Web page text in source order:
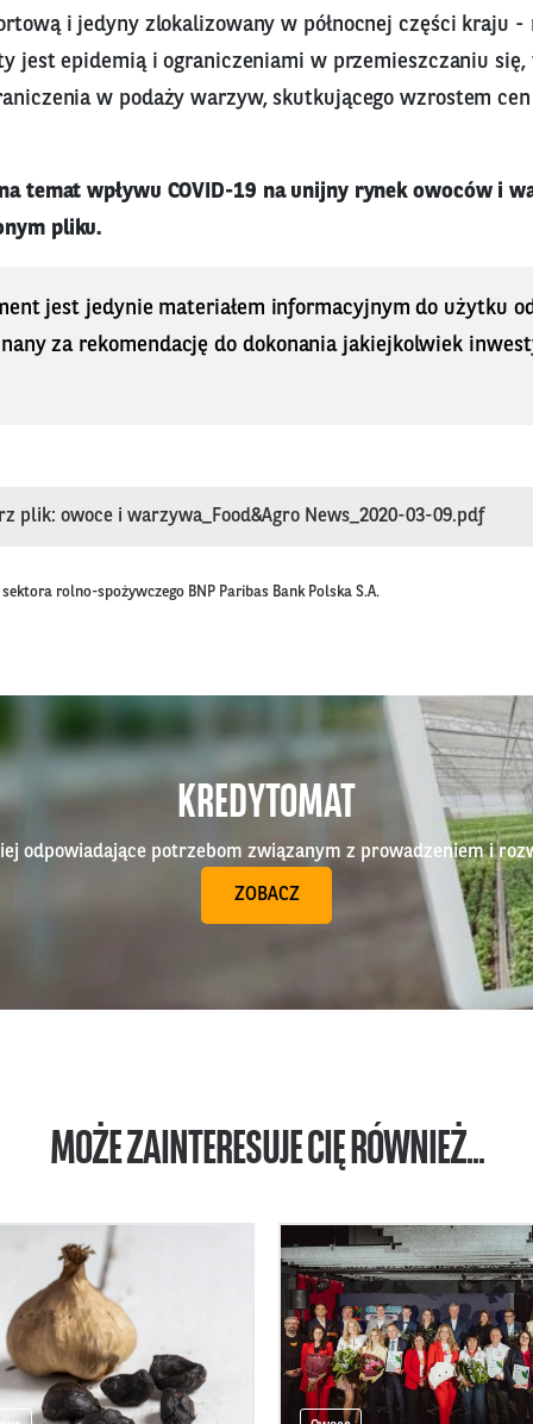
i jedyny zlokalizowany w północnej części kraju
jest epidemią i ograniczeniami w przemieszczaniu się,
w podaży warzyw, skutkującego wzrostem
temat wpływu COVID-19 na unijny rynek owoców i
pliku.
jest jedynie materiałem informacyjnym do użytku
za rekomendację do dokonania jakiejkolwiek
plik: owoce i warzywa_Food&Agro News_2020-03-09.pdf
rolno-spożywczego BNP Paribas Bank Polska S.A.
KREDYTOMAT
odpowiadające potrzebom związanym z prowadzeniem i
ZOBACZ
MOŻE ZAINTERESUJE CIĘ RÓWNIEŻ...